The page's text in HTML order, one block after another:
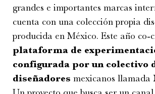
grandes e importantes marcas
cuenta con una colección propia
producida en México. Este año co-
plataforma de
configurada por un colectivo
diseñadores mexicanos llamada